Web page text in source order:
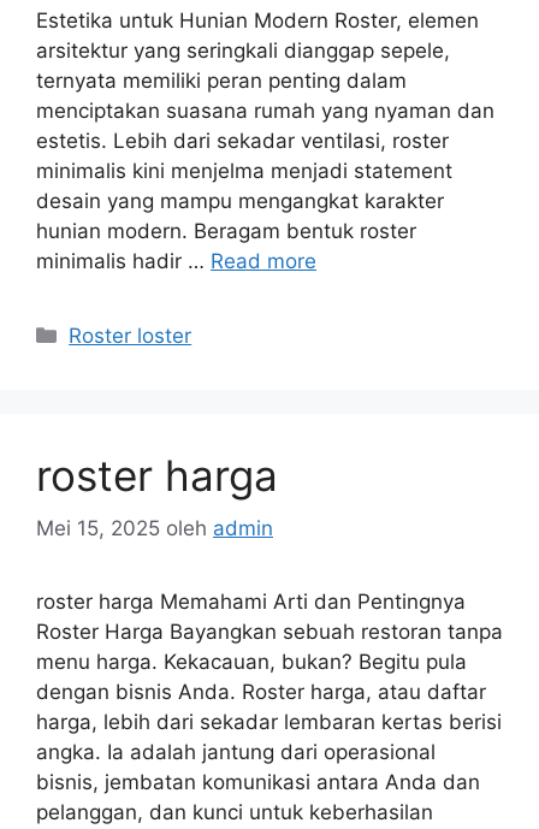
Estetika untuk Hunian Modern Roster, elemen
arsitektur yang seringkali dianggap sepele,
ternyata memiliki peran penting dalam
menciptakan suasana rumah yang nyaman dan
estetis. Lebih dari sekadar ventilasi, roster
minimalis kini menjelma menjadi statement
desain yang mampu mengangkat karakter
hunian modern. Beragam bentuk roster
minimalis hadir … Read more
Kategori
Roster loster
roster harga
Mei 15, 2025 oleh admin
roster harga Memahami Arti dan Pentingnya
Roster Harga Bayangkan sebuah restoran tanpa
menu harga. Kekacauan, bukan? Begitu pula
dengan bisnis Anda. Roster harga, atau daftar
harga, lebih dari sekadar lembaran kertas berisi
angka. Ia adalah jantung dari operasional
bisnis, jembatan komunikasi antara Anda dan
pelanggan, dan kunci untuk keberhasilan